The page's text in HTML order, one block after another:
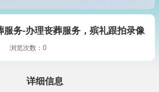
服务-办理丧葬服务，殡礼跟拍录像
浏览次数：0
详细信息